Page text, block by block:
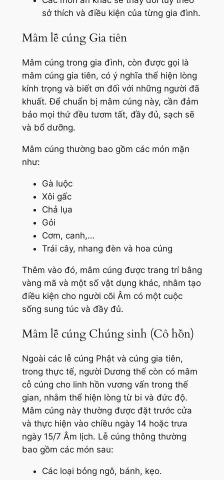
sở thích và điều kiện của từng gia đình.
Mâm lễ cúng Gia tiên
Mâm cúng trong gia đình, còn được gọi là
mâm cúng gia tiên, có ý nghĩa thể hiện lòng
kính trọng và biết ơn đối với những người đã
khuất. Để chuẩn bị mâm cúng này, cần đảm
bảo mọi thứ đều tươm tất, đầy đủ, sạch sẽ
và bổ dưỡng.
Mâm cúng thường bao gồm các món mặn
như:
Gà luộc
Xôi gấc
Chả lụa
Gỏi
Cơm, canh,…
Trái cây, nhang đèn và hoa cúng
Thêm vào đó, mâm cúng được trang trí bằng
vàng mã và một số vật dụng khác, nhằm tạo
điều kiện cho người cõi Âm có một cuộc
sống sung túc và đầy đủ.
Mâm lễ cúng Chúng sinh (Cô hồn)
Ngoài các lễ cúng Phật và cúng gia tiên,
trong thực tế, người Dương thế còn có mâm
cỗ cúng cho linh hồn vương vấn trong thế
gian, nhằm thể hiện lòng từ bi và đức độ.
Mâm cúng này thường được đặt trước cửa
và thực hiện vào chiều ngày 14 hoặc trưa
ngày 15/7 Âm lịch. Lễ cúng thông thường
bao gồm các món sau:
Các loại bỏng ngô, bánh, kẹo.